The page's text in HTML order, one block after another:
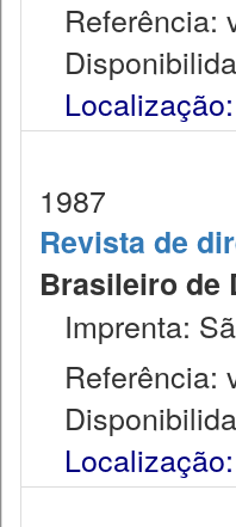
Referência:
Localização:
1987
Revista de
Brasileiro de
Imprenta:
Referência:
Localização: